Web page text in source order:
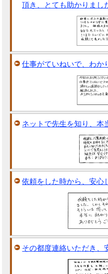
頂き、とても助かりまし
仕事がていねいで、わか
ネットで先生を知り、本
依頼をした時から、安心
その都度連絡いただき、